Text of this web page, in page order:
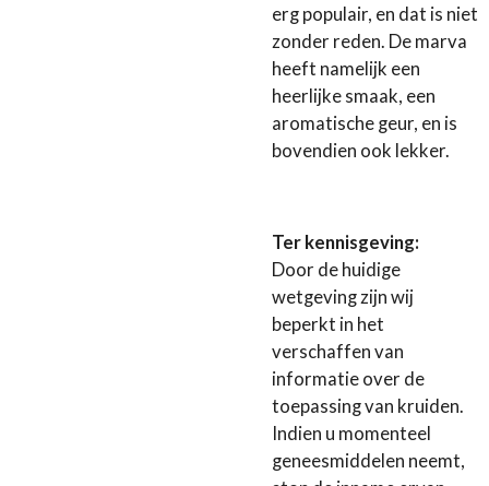
erg populair, en dat is niet
zonder reden. De marva
heeft namelijk een
heerlijke smaak, een
aromatische geur, en is
bovendien ook lekker.
Ter kennisgeving:
Door de huidige
wetgeving zijn wij
beperkt in het
verschaffen van
informatie over de
toepassing van kruiden.
Indien u momenteel
geneesmiddelen neemt,